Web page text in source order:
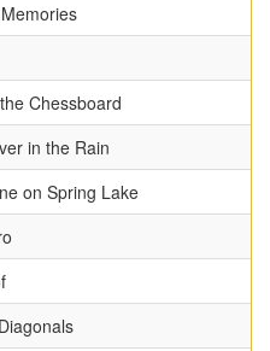
Chessboard
in the Rain
on Spring Lake